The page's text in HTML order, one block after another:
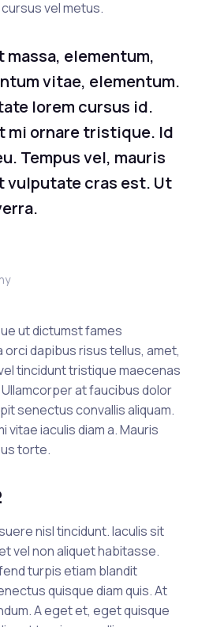
vel metus.
elementum,
vitae, elementum.
lorem cursus id.
mi ornare tristique. Id
Tempus vel, mauris
vulputate cras est. Ut
ut dictumst fames
dapibus risus tellus, amet,
tincidunt tristique maecenas
at faucibus dolor
senectus convallis aliquam.
vitae iaculis diam a. Mauris
torte.
nisl tincidunt. Iaculis sit
vel non aliquet habitasse.
turpis etiam blandit
quisque diam quis. At
A eget et, eget quisque